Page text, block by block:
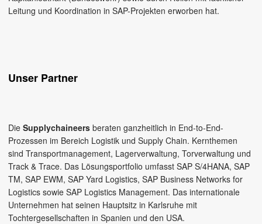
Leitung und Koordination in SAP-Projekten erworben hat.
Unser Partner
Die Supplychaineers beraten ganzheitlich in End-to-End-
Prozessen im Bereich Logistik und Supply Chain. Kernthemen
sind Transportmanagement, Lagerverwaltung, Torverwaltung und
Track & Trace. Das Lösungsportfolio umfasst SAP S/4HANA, SAP
TM, SAP EWM, SAP Yard Logistics, SAP Business Networks for
Logistics sowie SAP Logistics Management. Das internationale
Unternehmen hat seinen Hauptsitz in Karlsruhe mit
Tochtergesellschaften in Spanien und den USA.